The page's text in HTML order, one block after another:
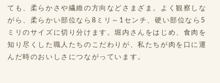
ても、柔らかさや繊維の方向などさまざま。よく観察しな
がら、柔らかい部位なら8ミリ～1センチ、硬い部位なら5
ミリのサイズに切り分けます。堀内さんをはじめ、食肉を
知り尽くした職人たちのこだわりが、私たちが肉を口に運
んだ時のおいしさにつながっています。